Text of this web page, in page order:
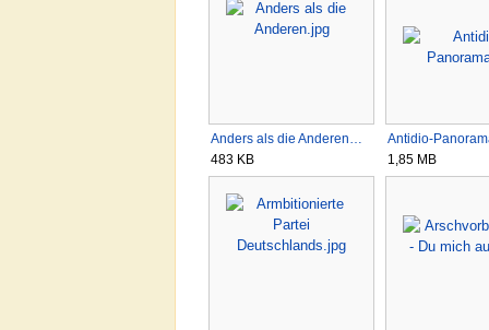
Anders als die Anderen…
483 KB
Antidio-
1,85 MB